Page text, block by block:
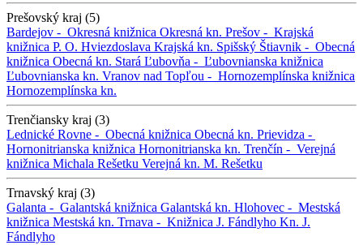
Prešovský kraj (5)
Bardejov - Okresná knižnica Okresná kn. Prešov - Krajská
knižnica P. O. Hviezdoslava Krajská kn. Spišský Štiavnik - Obecná
knižnica Obecná kn. Stará Ľubovňa - Ľubovnianska knižnica
Ľubovnianska kn. Vranov nad Topľou - Hornozemplínska knižnica
Hornozemplínska kn.
Trenčiansky kraj (3)
Lednické Rovne - Obecná knižnica Obecná kn. Prievidza -
Hornonitrianska knižnica Hornonitrianska kn. Trenčín - Verejná
knižnica Michala Rešetku Verejná kn. M. Rešetku
Trnavský kraj (3)
Galanta - Galantská knižnica Galantská kn. Hlohovec - Mestská
knižnica Mestská kn. Trnava - Knižnica J. Fándlyho Kn. J.
Fándlyho